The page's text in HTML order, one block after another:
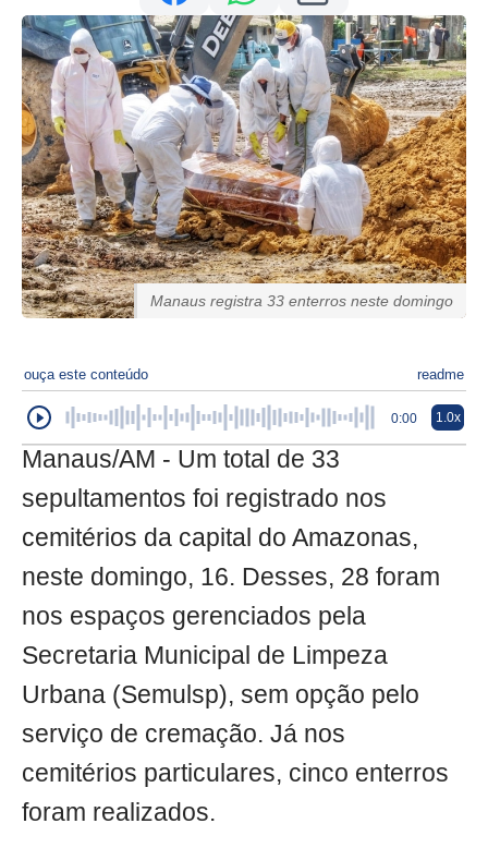
Manaus registra 33 enterros neste domingo
ouça este conteúdo readme
0:00 1.0x
Manaus/AM - Um total de 33
sepultamentos foi registrado nos
cemitérios da capital do Amazonas,
neste domingo, 16. Desses, 28 foram
nos espaços gerenciados pela
Secretaria Municipal de Limpeza
Urbana (Semulsp), sem opção pelo
serviço de cremação. Já nos
cemitérios particulares, cinco enterros
foram realizados.